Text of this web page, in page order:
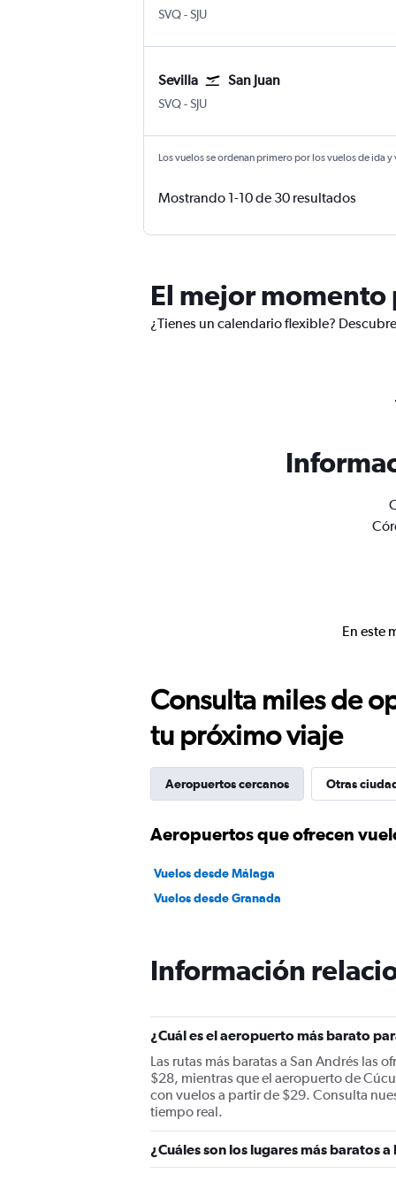
SVQSevilla
-SJU
Sevilla San Juan
SVQSevilla
-SJU
Los vuelos se ordenan primero por los vuelos de ida
Mostrando 1-10 de 30 resultados
El mejor momento
¿Tienes un calendario flexible?
En este
Consulta miles de
tu próximo viaje
Aeropuertos cercanos Otras
Aeropuertos que ofrecen
Vuelos desde Málaga
Vuelos desde Granada
Información
¿Cuál es el aeropuerto más barato
Las rutas más baratas a San Andrés las
$28, mientras que el aeropuerto de
con vuelos a partir de $29. Consulta
tiempo real.
¿Cuáles son los lugares más baratos